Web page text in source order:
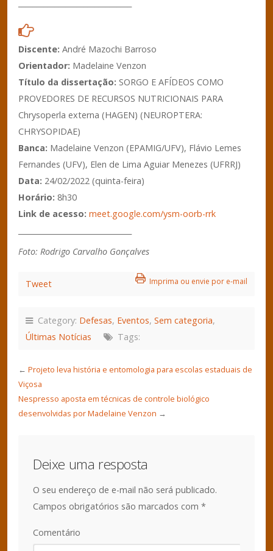
Discente: André Mazochi Barroso
Orientador: Madelaine Venzon
Título da dissertação: SORGO E AFÍDEOS COMO
PROVEDORES DE RECURSOS NUTRICIONAIS PARA
Chrysoperla externa (HAGEN) (NEUROPTERA:
CHRYSOPIDAE)
Banca: Madelaine Venzon (EPAMIG/UFV), Flávio Lemes
Fernandes (UFV), Elen de Lima Aguiar Menezes (UFRRJ)
Data: 24/02/2022 (quinta-feira)
Horário: 8h30
Link de acesso: meet.google.com/ysm-oorb-rrk
Foto: Rodrigo Carvalho Gonçalves
Imprima ou envie por e-mail
Tweet
Category: Defesas, Eventos, Sem categoria,
Últimas Notícias
Tags:
← Projeto leva história e entomologia para escolas estaduais de
Viçosa
Nespresso aposta em técnicas de controle biológico
desenvolvidas por Madelaine Venzon →
Deixe uma resposta
O seu endereço de e-mail não será publicado.
Campos obrigatórios são marcados com *
Comentário